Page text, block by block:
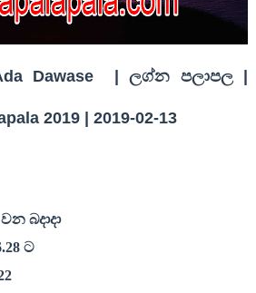
Dawase | ලග්න පලාපල |
2019 | 2019-02-13
බදාදා
28ට